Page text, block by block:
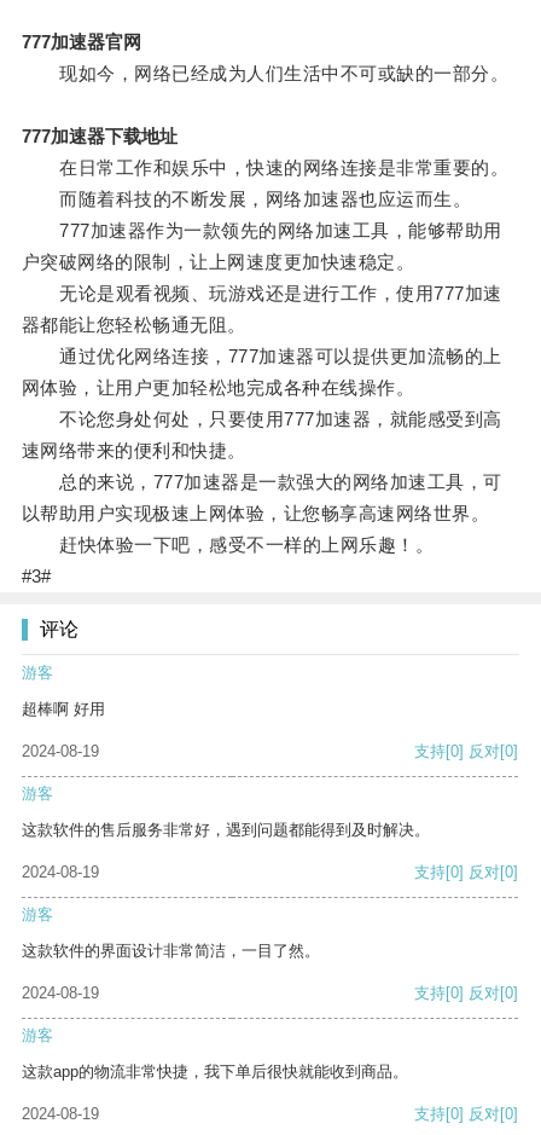
777加速器官网
现如今，网络已经成为人们生活中不可或缺的一部分。
777加速器下载地址
在日常工作和娱乐中，快速的网络连接是非常重要的。
而随着科技的不断发展，网络加速器也应运而生。
777加速器作为一款领先的网络加速工具，能够帮助用
户突破网络的限制，让上网速度更加快速稳定。
无论是观看视频、玩游戏还是进行工作，使用777加速
器都能让您轻松畅通无阻。
通过优化网络连接，777加速器可以提供更加流畅的上
网体验，让用户更加轻松地完成各种在线操作。
不论您身处何处，只要使用777加速器，就能感受到高
速网络带来的便利和快捷。
总的来说，777加速器是一款强大的网络加速工具，可
以帮助用户实现极速上网体验，让您畅享高速网络世界。
赶快体验一下吧，感受不一样的上网乐趣！。
#3#
评论
游客
超棒啊 好用
2024-08-19 支持[0] 反对[0]
游客
这款软件的售后服务非常好，遇到问题都能得到及时解决。
2024-08-19 支持[0] 反对[0]
游客
这款软件的界面设计非常简洁，一目了然。
2024-08-19 支持[0] 反对[0]
游客
这款app的物流非常快捷，我下单后很快就能收到商品。
2024-08-19 支持[0] 反对[0]